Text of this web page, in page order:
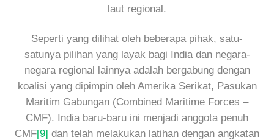
laut regional.
Seperti yang dilihat oleh beberapa pihak, satu-
satunya pilihan yang layak bagi India dan negara-
negara regional lainnya adalah bergabung dengan
koalisi yang dipimpin oleh Amerika Serikat, Pasukan
Maritim Gabungan (Combined Maritime Forces –
CMF). India baru-baru ini menjadi anggota penuh
CMF[9] dan telah melakukan latihan dengan angkatan